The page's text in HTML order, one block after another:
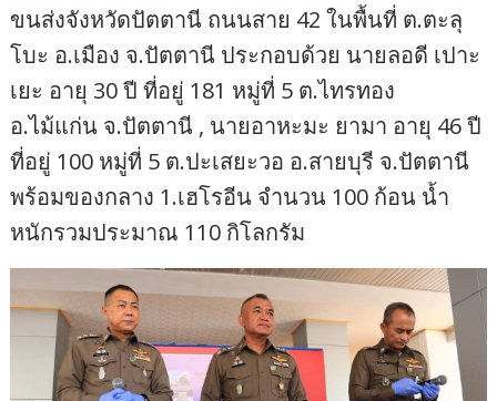
ขนส่งจังหวัดปัตตานี ถนนสาย 42 ในพื้นที่ ต.ตะลุ
โบะ อ.เมือง จ.ปัตตานี ประกอบด้วย นายลอดี เปาะ
เยะ อายุ 30 ปี ที่อยู่ 181 หมู่ที่ 5 ต.ไทรทอง
อ.ไม้แก่น จ.ปัตตานี , นายอาหะมะ ยามา อายุ 46 ปี
ที่อยู่ 100 หมู่ที่ 5 ต.ปะเสยะวอ อ.สายบุรี จ.ปัตตานี
พร้อมของกลาง 1.เฮโรอีน จำนวน 100 ก้อน น้ำ
หนักรวมประมาณ 110 กิโลกรัม